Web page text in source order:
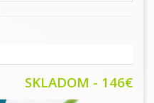
SKLADOM - 146€